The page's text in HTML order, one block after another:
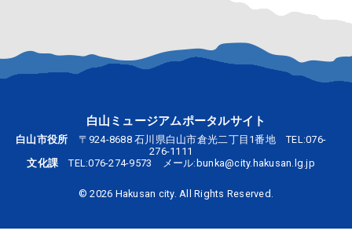
2024.5.28-9.1 2024夏季テーマ展「中川一政
白山ミュージアムポータルサイト
白山市役所 〒924-8688 石川県白山市倉光二丁目1番地 TEL:076-
276-1111
文化課 TEL:076-274-9573 メール: bunka@city.hakusan.lg.jp
©2026 Hakusan city. All Rights Reserved.